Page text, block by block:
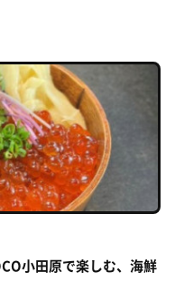
小田原で楽しむ、海鮮